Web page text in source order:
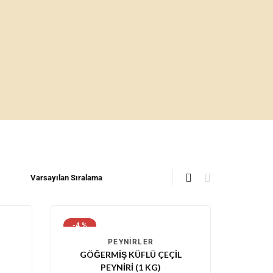
-4 %
PEYNIRLER
GÖĞERMIŞ KÜFLÜ ÇEÇIL
PEYNIRI (1 KG)